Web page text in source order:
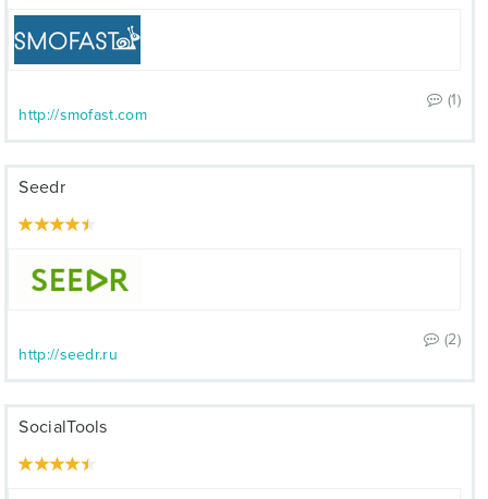
(1)
http://smofast.com
Seedr
(2)
http://seedr.ru
SocialTools